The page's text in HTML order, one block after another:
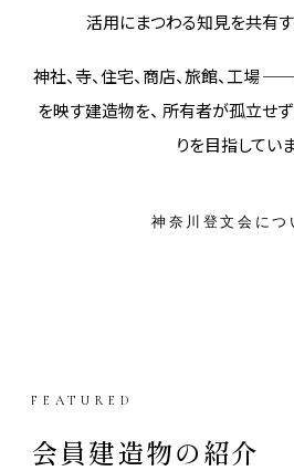
活用にまつわる知見を共有す
神社、寺、住宅、商店、旅館、工場
を映す建造物を、 所有者が孤立せ
りを目指していま
神奈川登文会につ
FEATURED
会員建造物の紹介